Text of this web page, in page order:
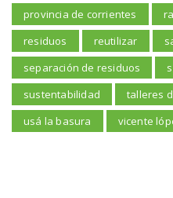
provincia de corrientes
residuos
reutilizar
separación de residuos
sustentabilidad
talleres
usá la basura
vicente